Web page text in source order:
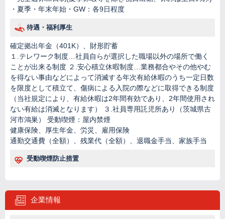
・夏季・年末年始・GW：各9日程度
待遇・福利厚生
確定拠出年金（401K）、財形貯蓄
１.テレワーク制度…社員自らが選択した職場以外の場所で働く
ことが出来る制度 ２.安心積立休暇制度…業務都合やその他やむ
を得ない事由などによって消滅する年次有給休暇のうち一定日数
を限度として積立て、傷病による入院の際などに取得できる制度
（当社規定により、有給休暇は2年間有効であり、2年間使用され
ない有給は消滅となります） ３.社員専用託児所あり（茨城県古
河市鴻巣） 受動喫煙：屋内禁煙
健康保険、厚生年金、労災、雇用保険
通勤交通費（全額）、残業代（全額）、退職金手当、家族手当
受動喫煙防止措置
企業情報